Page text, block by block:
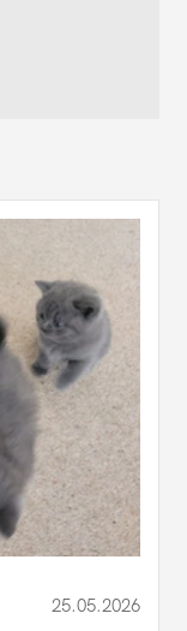
25.05.2026